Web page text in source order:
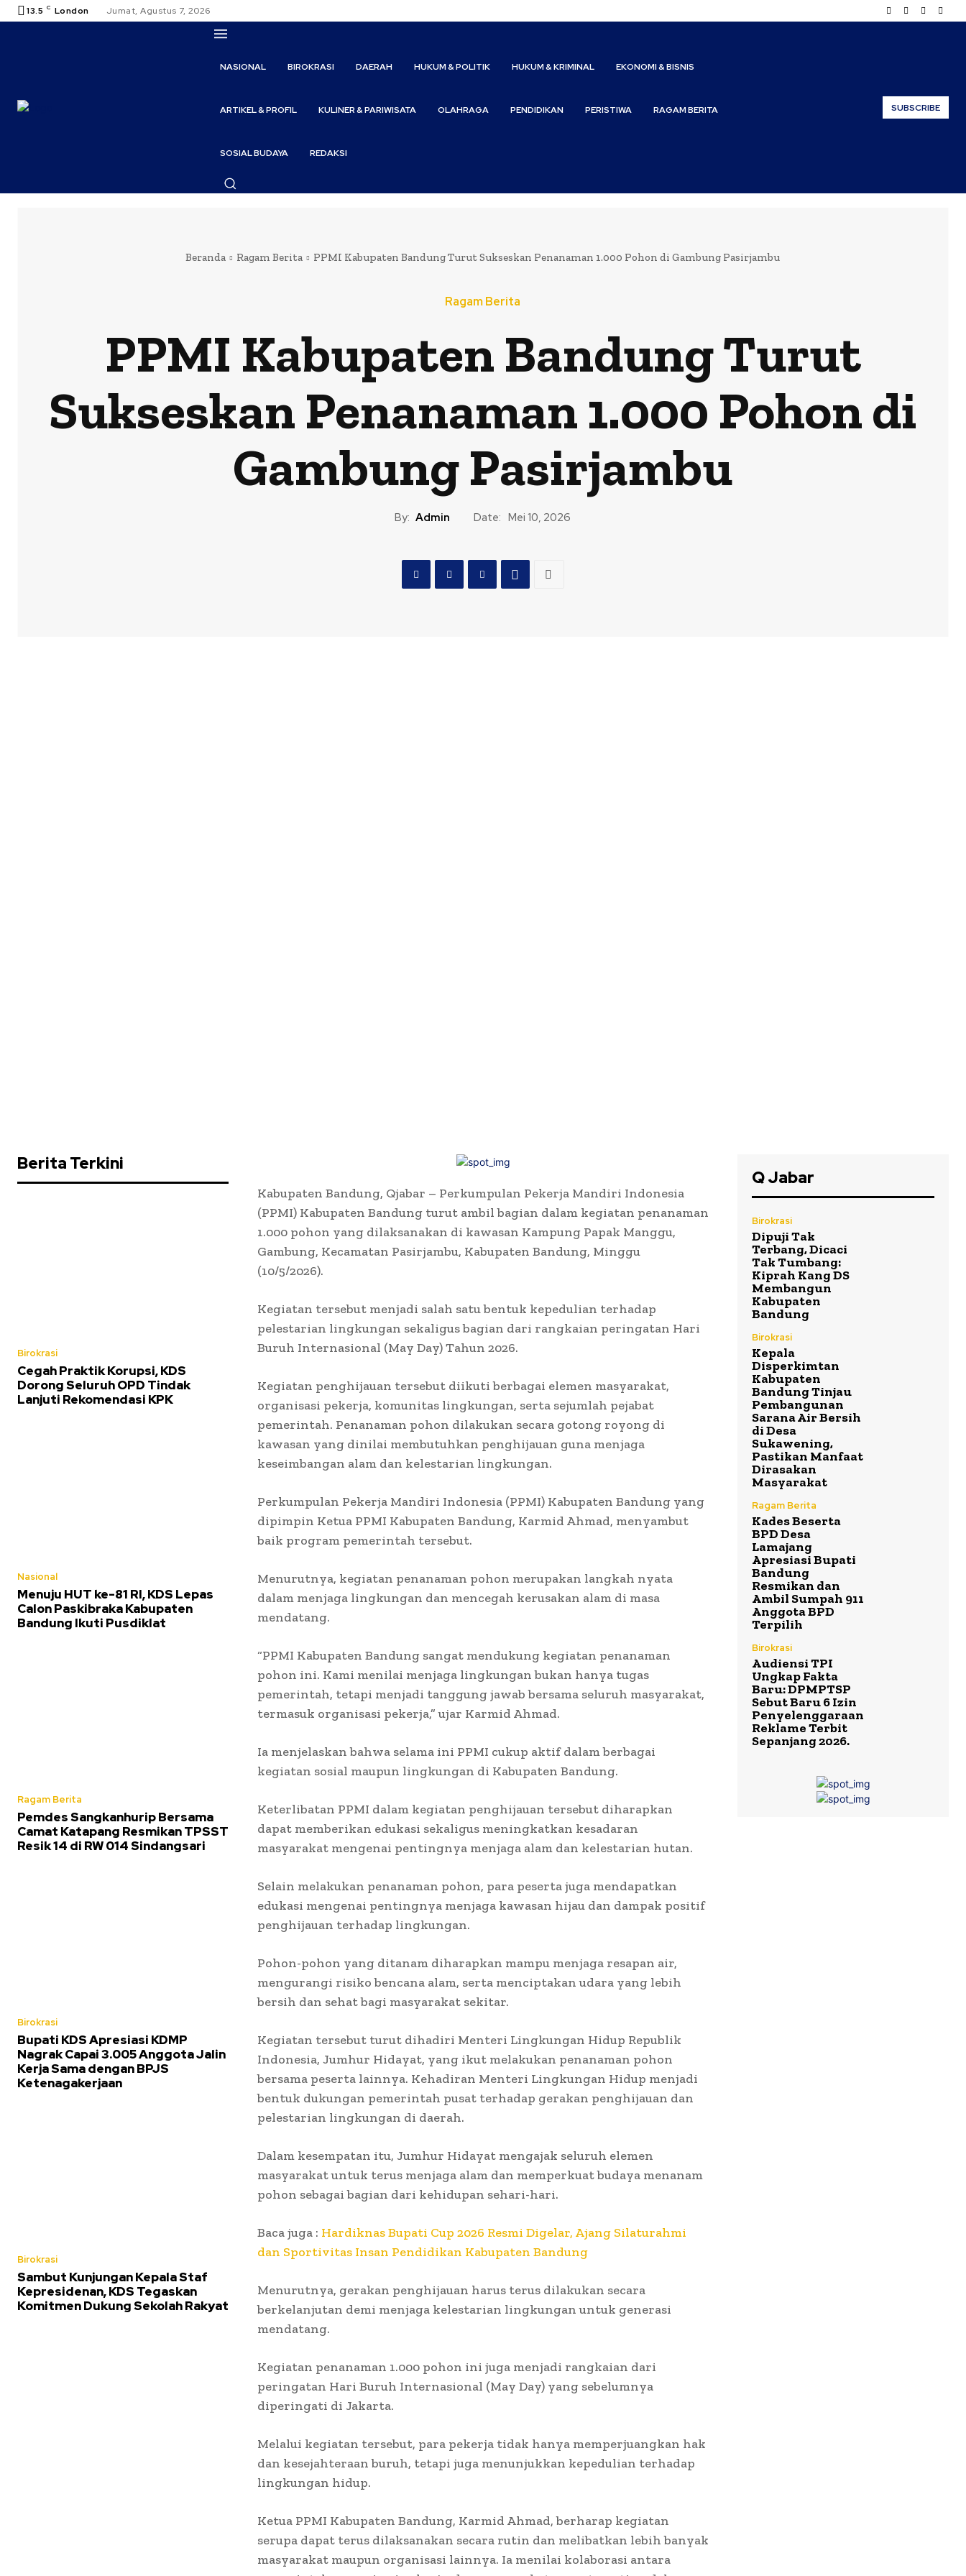
13.5 C London Jumat, Agustus 7, 2026
NASIONAL BIROKRASI DAERAH HUKUM & POLITIK HUKUM & KRIMINAL EKONOMI & BISNIS
ARTIKEL & PROFIL KULINER & PARIWISATA OLAHRAGA PENDIDIKAN PERISTIWA RAGAM BERITA
SOSIAL BUDAYA REDAKSI
SUBSCRIBE
Beranda Ragam Berita PPMI Kabupaten Bandung Turut Sukseskan Penanaman 1.000 Pohon di Gambung Pasirjambu
Ragam Berita
PPMI Kabupaten Bandung Turut
Sukseskan Penanaman 1.000 Pohon di
Gambung Pasirjambu
By: Admin Date: Mei 10, 2026
Berita Terkini
Birokrasi
Cegah Praktik Korupsi, KDS
Dorong Seluruh OPD Tindak
Lanjuti Rekomendasi KPK
Nasional
Menuju HUT ke-81 RI, KDS Lepas
Calon Paskibraka Kabupaten
Bandung Ikuti Pusdiklat
Ragam Berita
Pemdes Sangkanhurip Bersama
Camat Katapang Resmikan TPSST
Resik 14 di RW 014 Sindangsari
Birokrasi
Bupati KDS Apresiasi KDMP
Nagrak Capai 3.005 Anggota Jalin
Kerja Sama dengan BPJS
Ketenagakerjaan
Birokrasi
Sambut Kunjungan Kepala Staf
Kepresidenan, KDS Tegaskan
Komitmen Dukung Sekolah Rakyat
Kabupaten Bandung, Qjabar – Perkumpulan Pekerja Mandiri Indonesia
(PPMI) Kabupaten Bandung turut ambil bagian dalam kegiatan penanaman
1.000 pohon yang dilaksanakan di kawasan Kampung Papak Manggu,
Gambung, Kecamatan Pasirjambu, Kabupaten Bandung, Minggu
(10/5/2026).
Kegiatan tersebut menjadi salah satu bentuk kepedulian terhadap
pelestarian lingkungan sekaligus bagian dari rangkaian peringatan Hari
Buruh Internasional (May Day) Tahun 2026.
Kegiatan penghijauan tersebut diikuti berbagai elemen masyarakat,
organisasi pekerja, komunitas lingkungan, serta sejumlah pejabat
pemerintah. Penanaman pohon dilakukan secara gotong royong di
kawasan yang dinilai membutuhkan penghijauan guna menjaga
keseimbangan alam dan kelestarian lingkungan.
Perkumpulan Pekerja Mandiri Indonesia (PPMI) Kabupaten Bandung yang
dipimpin Ketua PPMI Kabupaten Bandung, Karmid Ahmad, menyambut
baik program pemerintah tersebut.
Menurutnya, kegiatan penanaman pohon merupakan langkah nyata
dalam menjaga lingkungan dan mencegah kerusakan alam di masa
mendatang.
“PPMI Kabupaten Bandung sangat mendukung kegiatan penanaman
pohon ini. Kami menilai menjaga lingkungan bukan hanya tugas
pemerintah, tetapi menjadi tanggung jawab bersama seluruh masyarakat,
termasuk organisasi pekerja,” ujar Karmid Ahmad.
Ia menjelaskan bahwa selama ini PPMI cukup aktif dalam berbagai
kegiatan sosial maupun lingkungan di Kabupaten Bandung.
Keterlibatan PPMI dalam kegiatan penghijauan tersebut diharapkan
dapat memberikan edukasi sekaligus meningkatkan kesadaran
masyarakat mengenai pentingnya menjaga alam dan kelestarian hutan.
Selain melakukan penanaman pohon, para peserta juga mendapatkan
edukasi mengenai pentingnya menjaga kawasan hijau dan dampak positif
penghijauan terhadap lingkungan.
Pohon-pohon yang ditanam diharapkan mampu menjaga resapan air,
mengurangi risiko bencana alam, serta menciptakan udara yang lebih
bersih dan sehat bagi masyarakat sekitar.
Kegiatan tersebut turut dihadiri Menteri Lingkungan Hidup Republik
Indonesia, Jumhur Hidayat, yang ikut melakukan penanaman pohon
bersama peserta lainnya. Kehadiran Menteri Lingkungan Hidup menjadi
bentuk dukungan pemerintah pusat terhadap gerakan penghijauan dan
pelestarian lingkungan di daerah.
Dalam kesempatan itu, Jumhur Hidayat mengajak seluruh elemen
masyarakat untuk terus menjaga alam dan memperkuat budaya menanam
pohon sebagai bagian dari kehidupan sehari-hari.
Baca juga : Hardiknas Bupati Cup 2026 Resmi Digelar, Ajang Silaturahmi
dan Sportivitas Insan Pendidikan Kabupaten Bandung
Menurutnya, gerakan penghijauan harus terus dilakukan secara
berkelanjutan demi menjaga kelestarian lingkungan untuk generasi
mendatang.
Kegiatan penanaman 1.000 pohon ini juga menjadi rangkaian dari
peringatan Hari Buruh Internasional (May Day) yang sebelumnya
diperingati di Jakarta.
Melalui kegiatan tersebut, para pekerja tidak hanya memperjuangkan hak
dan kesejahteraan buruh, tetapi juga menunjukkan kepedulian terhadap
lingkungan hidup.
Ketua PPMI Kabupaten Bandung, Karmid Ahmad, berharap kegiatan
serupa dapat terus dilaksanakan secara rutin dan melibatkan lebih banyak
masyarakat maupun organisasi lainnya. Ia menilai kolaborasi antara
Q Jabar
Birokrasi
Dipuji Tak
Terbang, Dicaci
Tak Tumbang:
Kiprah Kang DS
Membangun
Kabupaten
Bandung
Birokrasi
Kepala
Disperkimtan
Kabupaten
Bandung Tinjau
Pembangunan
Sarana Air Bersih
di Desa
Sukawening,
Pastikan Manfaat
Dirasakan
Masyarakat
Ragam Berita
Kades Beserta
BPD Desa
Lamajang
Apresiasi Bupati
Bandung
Resmikan dan
Ambil Sumpah 911
Anggota BPD
Terpilih
Birokrasi
Audiensi TPI
Ungkap Fakta
Baru: DPMPTSP
Sebut Baru 6 Izin
Penyelenggaraan
Reklame Terbit
Sepanjang 2026.